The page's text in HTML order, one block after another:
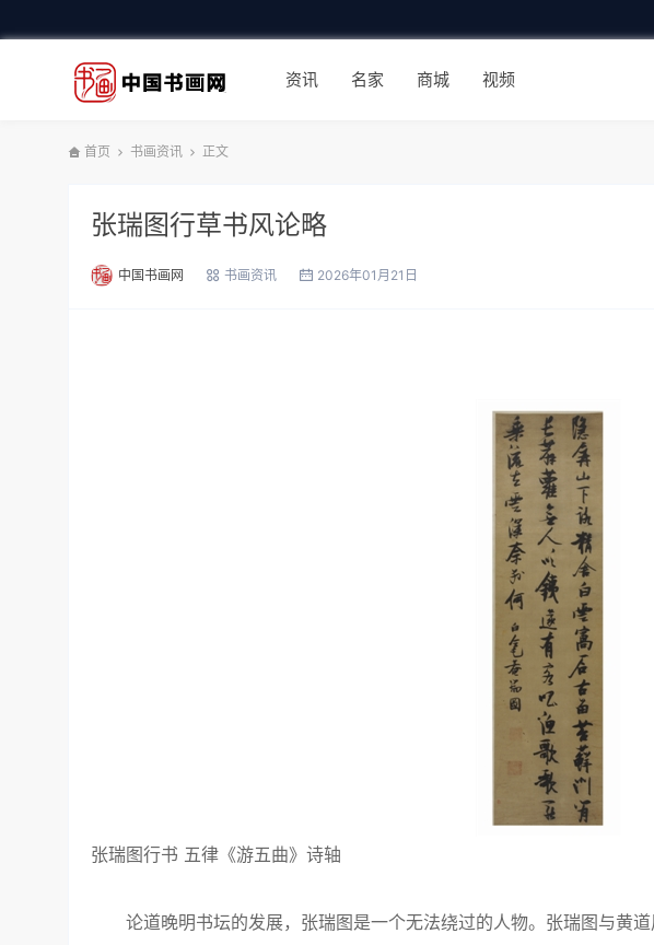
资讯 名家 商城 视频
首页 书画资讯 正文
张瑞图行草书风论略
中国书画网 书画资讯 2026年01月21日
张瑞图行书 五律《游五曲》诗轴
论道晚明书坛的发展，张瑞图是一个无法绕过的人物。张瑞图与黄道